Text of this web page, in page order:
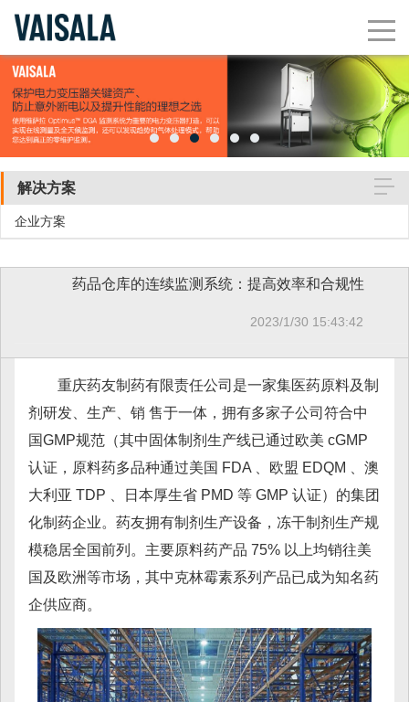
解决方案
企业方案
药品仓库的连续监测系统：提高效率和合规性
2023/1/30 15:43:42
重庆药友制药有限责任公司是一家集医药原料及制
剂研发、生产、销 售于一体，拥有多家子公司符合中
国GMP规范（其中固体制剂生产线已通过欧美 cGMP
认证，原料药多品种通过美国 FDA 、欧盟 EDQM 、澳
大利亚 TDP 、日本厚生省 PMD 等 GMP 认证）的集团
化制药企业。药友拥有制剂生产设备，冻干制剂生产规
模稳居全国前列。主要原料药产品 75% 以上均销往美
国及欧洲等市场，其中克林霉素系列产品已成为知名药
企供应商。